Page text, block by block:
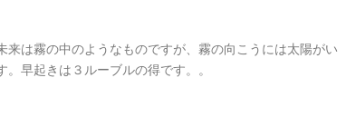
は霧の中のようなものですが、霧の向こうには太陽がい
早起きは３ルーブルの得です。。